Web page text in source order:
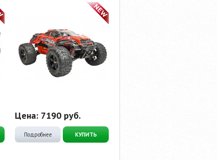
Цена: 7190руб.
Подробнее КУПИТЬ